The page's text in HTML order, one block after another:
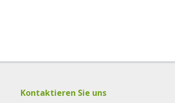
Kontaktieren Sie uns